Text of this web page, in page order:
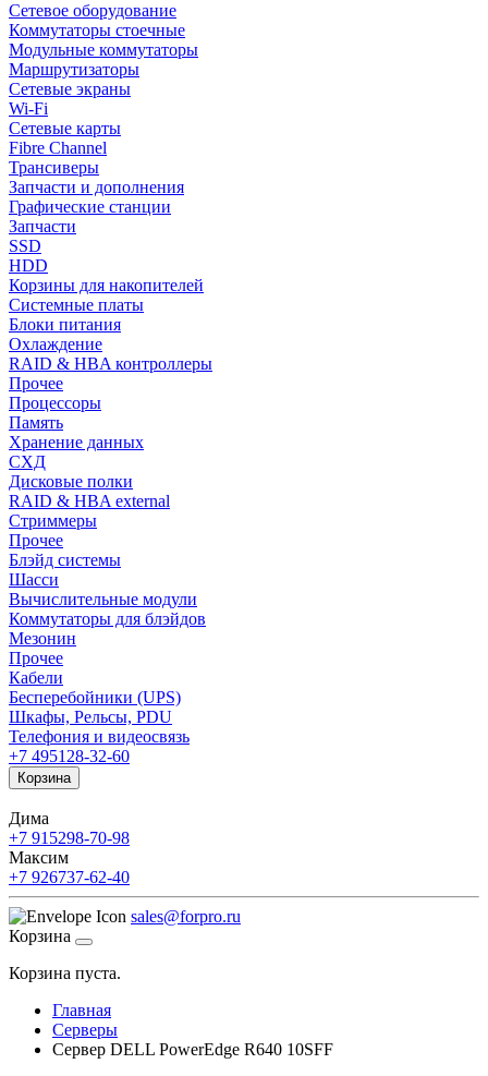
Сетевое оборудование
Коммутаторы стоечные
Модульные коммутаторы
Маршрутизаторы
Сетевые экраны
Wi-Fi
Сетевые карты
Fibre Channel
Трансиверы
Запчасти и дополнения
Графические станции
Запчасти
SSD
HDD
Корзины для накопителей
Системные платы
Блоки питания
Охлаждение
RAID & HBA контроллеры
Прочее
Процессоры
Память
Хранение данных
СХД
Дисковые полки
RAID & HBA external
Стриммеры
Прочее
Блэйд системы
Шасси
Вычислительные модули
Коммутаторы для блэйдов
Мезонин
Прочее
Кабели
Бесперебойники (UPS)
Шкафы, Рельсы, PDU
Телефония и видеосвязь
+7 495128-32-60
Корзина
Дима
+7 915298-70-98
Максим
+7 926737-62-40
sales@forpro.ru
Корзина
Корзина пуста.
Главная
Серверы
Сервер DELL PowerEdge R640 10SFF